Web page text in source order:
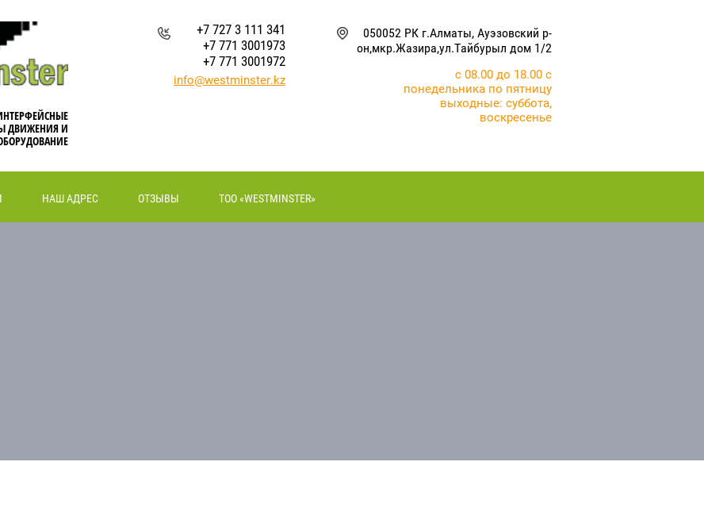
ДВИЖЕНИЯ И
+7 727 3 111 341
+7 771 3001973
+7 771 3001972
info@westminster.kz
050052 РК г.Алматы, Ауэзовский р-
он,мкр.Жазира,ул.Тайбурыл дом 1/2
с 08.00 до 18.00 с
понедельника по пятницу
выходные: суббота,
воскресенье
НАШ АДРЕС ОТЗЫВЫ ТОО «WESTMINSTER»